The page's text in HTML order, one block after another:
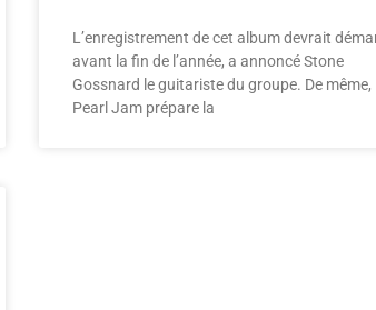
L’enregistrement de cet album devrait
avant la fin de l’année, a annoncé Stone
Gossnard le guitariste du groupe. De même,
Pearl Jam prépare la